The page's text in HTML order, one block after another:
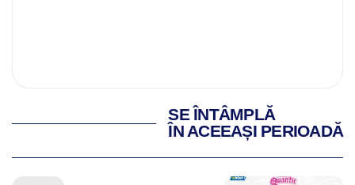
SE ÎNTÂMPLĂ
ÎN ACEEAȘI PERIOADĂ